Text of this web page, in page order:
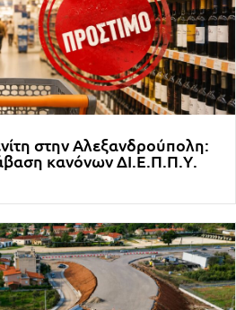
στην Αλεξανδρούπολη:
κανόνων ΔΙ.Ε.Π.Π.Υ.